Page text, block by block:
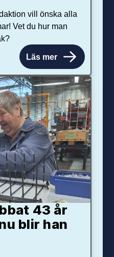
vill önska alla
Vet du hur man
Läs mer
43 år
blir han